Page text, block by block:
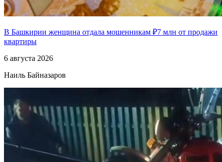
В Башкирии женщина отдала мошенникам ₽7 млн от продажи
квартиры
6 августа 2026
Наиль Байназаров